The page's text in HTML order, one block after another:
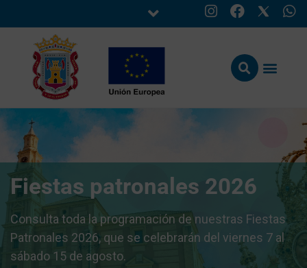
Fiestas patronales 2026
Consulta toda la programación de nuestras Fiestas
Patronales 2026, que se celebrarán del viernes 7 al
sábado 15 de agosto.